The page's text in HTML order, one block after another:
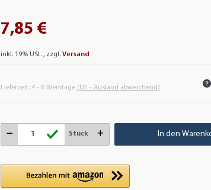
7,85 €
inkl. 19% USt. , zzgl. Versand
Lieferzeit: 4 - 6 Werktage (DE - Ausland abweichend)
Stück In den